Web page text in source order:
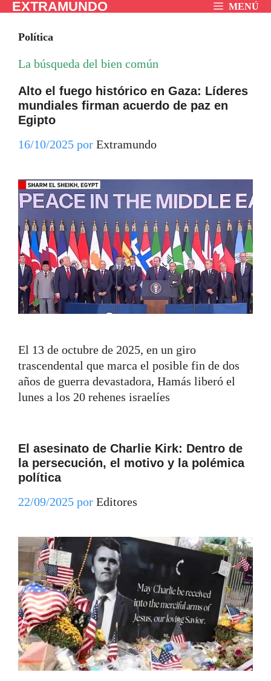
Saltar
contenido
EXTRAMUNDO MENÚ
Política
La búsqueda del bien común
Alto el fuego histórico en Gaza: Líderes
mundiales firman acuerdo de paz en
Egipto
16/10/2025 por Extramundo
El 13 de octubre de 2025, en un giro
trascendental que marca el posible fin de dos
años de guerra devastadora, Hamás liberó el
lunes a los 20 rehenes israelíes
El asesinato de Charlie Kirk: Dentro de
la persecución, el motivo y la polémica
política
22/09/2025 por Editores